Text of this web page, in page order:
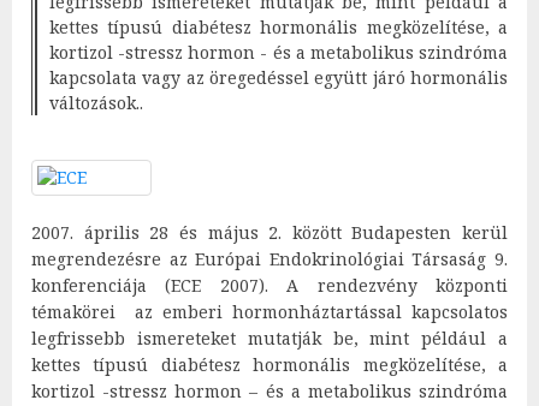
kettes típusú diabétesz hormonális megközelítése, a
kortizol -stressz hormon - és a metabolikus szindróma
kapcsolata vagy az öregedéssel együtt járó hormonális
változások..
2007. április 28 és május 2. között Budapesten kerül
megrendezésre az Európai Endokrinológiai Társaság 9.
konferenciája (ECE 2007). A rendezvény központi
témakörei az emberi hormonháztartással kapcsolatos
legfrissebb ismereteket mutatják be, mint például a
kettes típusú diabétesz hormonális megközelítése, a
kortizol -stressz hormon – és a metabolikus szindróma